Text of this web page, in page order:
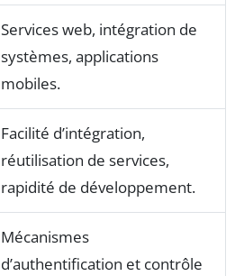
Services web, intégration de
systèmes, applications
mobiles.
Facilité d’intégration,
réutilisation de services,
rapidité de développement.
Mécanismes
d’authentification et contrôle